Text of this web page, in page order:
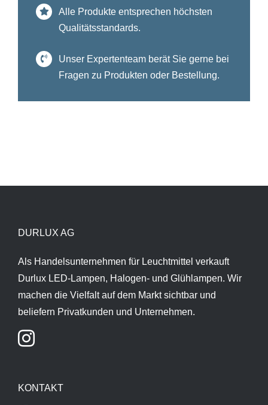
Alle Produkte entsprechen höchsten
Qualitätsstandards.
Unser Expertenteam berät Sie gerne bei
Fragen zu Produkten oder Bestellung.
DURLUX AG
Als Handelsunternehmen für Leuchtmittel verkauft
Durlux LED-Lampen, Halogen- und Glühlampen. Wir
machen die Vielfalt auf dem Markt sichtbar und
beliefern Privatkunden und Unternehmen.
KONTAKT